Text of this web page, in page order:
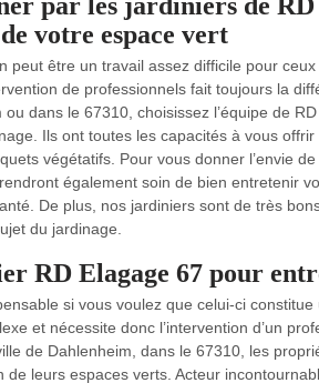
votre espace vert
peut être un travail assez difficile pour
de professionnels fait toujours la
dans le 67310, choisissez l’équipe de
Ils ont toutes les capacités à vous
végétatifs. Pour vous donner l’envie
également soin de bien entretenir
De plus, nos jardiniers sont de très
du jardinage.
RD Elagage 67 pour
si vous voulez que celui-ci constitue
et nécessite donc l’intervention d’un
de Dahlenheim, dans le 67310, les
de leurs espaces verts. Acteur